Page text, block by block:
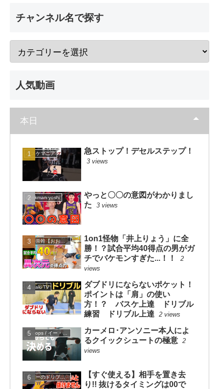
チャンネル名で探す
人気動画
本日
バスケマニア 急ストップ！デセルステップ！
3 views
dunkman yoshi
やっと〇〇の意図がわかりまし
た
3 views
大井崇幹【おおいたかよし】
1on1怪物「井上りょう」に全
勝！？試合平均40得点の男がガ
チでバケモンすぎた...！！
2
views
mituaki TV
ダブドリにならないポケット！
ポイントは「肩」の使い
方！？ バスケ上達 ドリブル
練習 ドリブル上達
2 views
eHoops / イー・フープス
カーメロ･アンソニー本人によ
るクイックシュートの極意 2
views
コニーのドリブルスクール
【すぐ使える】相手を置き去
り!! 抜けるタイミングは00で